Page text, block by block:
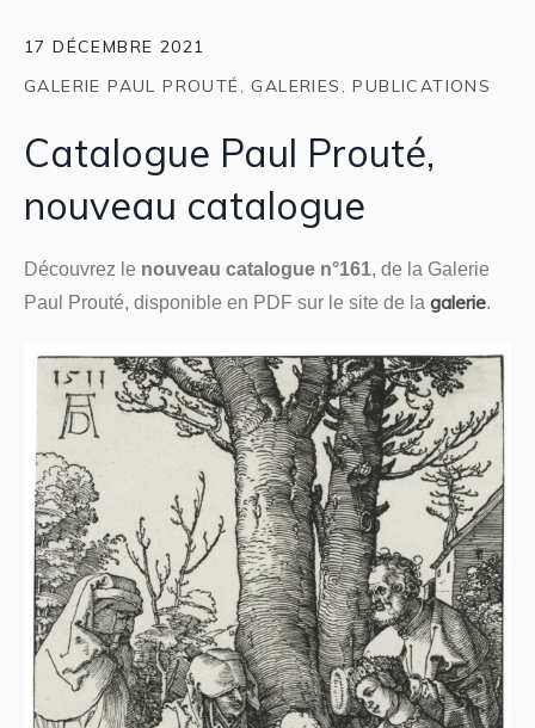
17 DÉCEMBRE 2021
GALERIE PAUL PROUTÉ, GALERIES ,PUBLICATIONS
Catalogue Paul Prouté,
nouveau catalogue
Découvrez le nouveau catalogue n°161, de la Galerie
Paul Prouté, disponible en PDF sur le site de la galerie.